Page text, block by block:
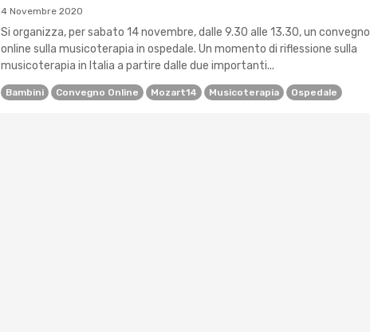
4 Novembre 2020
Si organizza, per sabato 14 novembre, dalle 9.30 alle 13.30, un convegno
online sulla musicoterapia in ospedale. Un momento di riflessione sulla
musicoterapia in Italia a partire dalle due importanti...
Bambini Convegno Online Mozart14 Musicoterapia Ospedale